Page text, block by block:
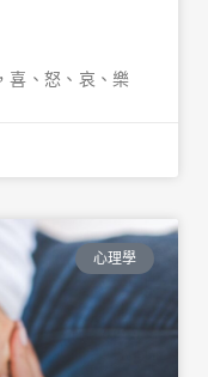
喜、怒、哀、樂
心理學